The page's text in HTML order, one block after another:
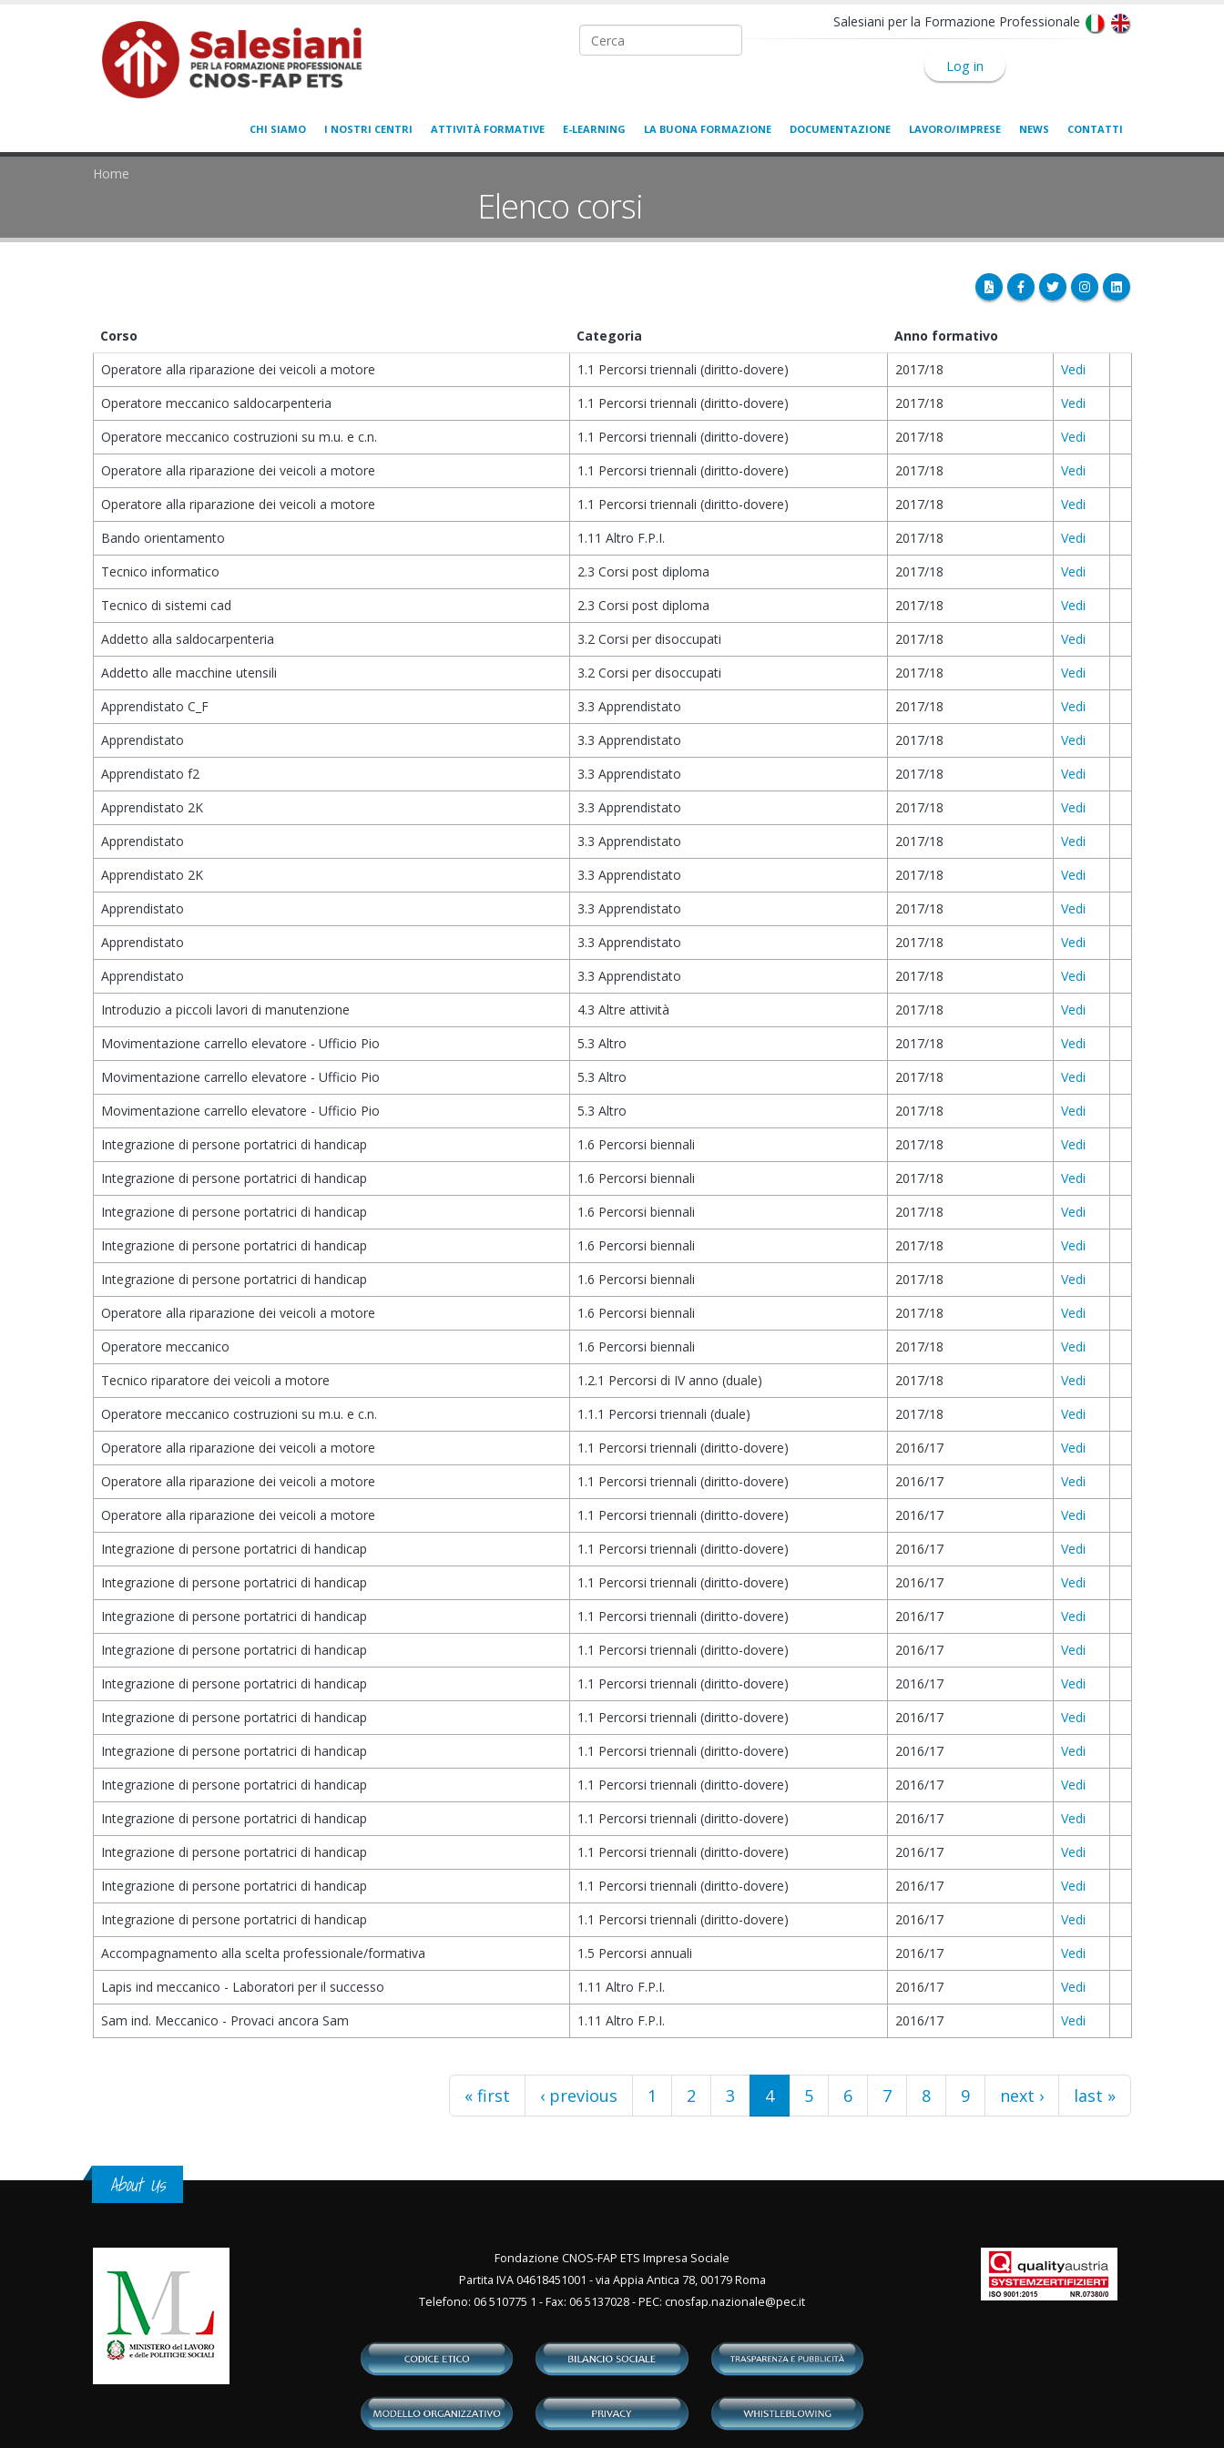
Salesiani per la Formazione Professionale
Log in
Ricerca nel sito
CHI SIAMO I NOSTRI CENTRI ATTIVITÀ FORMATIVE E-LEARNING LA BUONA FORMAZIONE DOCUMENTAZIONE LAVORO/IMPRESE NEWS CONTATTI
Home
Elenco corsi
Corso Categoria
Anno formativo
Operatore alla riparazione dei veicoli a motore
1.1 Percorsi triennali (diritto-dovere) 2017/18
Vedi
Operatore meccanico saldocarpenteria
1.1 Percorsi triennali (diritto-dovere) 2017/18
Vedi
Operatore meccanico costruzioni su m.u. e c.n.
1.1 Percorsi triennali (diritto-dovere) 2017/18
Vedi
Operatore alla riparazione dei veicoli a motore
1.1 Percorsi triennali (diritto-dovere) 2017/18
Vedi
Operatore alla riparazione dei veicoli a motore
1.1 Percorsi triennali (diritto-dovere) 2017/18
Vedi
Bando orientamento
1.11 Altro F.P.I. 2017/18
Vedi
Tecnico informatico
2.3 Corsi post diploma 2017/18
Vedi
Tecnico di sistemi cad
2.3 Corsi post diploma 2017/18
Vedi
Addetto alla saldocarpenteria
3.2 Corsi per disoccupati 2017/18
Vedi
Addetto alle macchine utensili
3.2 Corsi per disoccupati 2017/18
Vedi
Apprendistato C_F
3.3 Apprendistato 2017/18
Vedi
Apprendistato
3.3 Apprendistato 2017/18
Vedi
Apprendistato f2
3.3 Apprendistato 2017/18
Vedi
Apprendistato 2K
3.3 Apprendistato 2017/18
Vedi
Apprendistato
3.3 Apprendistato 2017/18
Vedi
Apprendistato 2K
3.3 Apprendistato 2017/18
Vedi
Apprendistato
3.3 Apprendistato 2017/18
Vedi
Apprendistato
3.3 Apprendistato 2017/18
Vedi
Apprendistato
3.3 Apprendistato 2017/18
Vedi
Introduzio a piccoli lavori di manutenzione
4.3 Altre attività 2017/18
Vedi
Movimentazione carrello elevatore - Ufficio Pio
5.3 Altro 2017/18
Vedi
Movimentazione carrello elevatore - Ufficio Pio
5.3 Altro 2017/18
Vedi
Movimentazione carrello elevatore - Ufficio Pio
5.3 Altro 2017/18
Vedi
Integrazione di persone portatrici di handicap
1.6 Percorsi biennali 2017/18
Vedi
Integrazione di persone portatrici di handicap
1.6 Percorsi biennali 2017/18
Vedi
Integrazione di persone portatrici di handicap
1.6 Percorsi biennali 2017/18
Vedi
Integrazione di persone portatrici di handicap
1.6 Percorsi biennali 2017/18
Vedi
Integrazione di persone portatrici di handicap
1.6 Percorsi biennali 2017/18
Vedi
Operatore alla riparazione dei veicoli a motore
1.6 Percorsi biennali 2017/18
Vedi
Operatore meccanico
1.6 Percorsi biennali 2017/18
Vedi
Tecnico riparatore dei veicoli a motore
1.2.1 Percorsi di IV anno (duale) 2017/18
Vedi
Operatore meccanico costruzioni su m.u. e c.n.
1.1.1 Percorsi triennali (duale) 2017/18
Vedi
Operatore alla riparazione dei veicoli a motore
1.1 Percorsi triennali (diritto-dovere) 2016/17
Vedi
Operatore alla riparazione dei veicoli a motore
1.1 Percorsi triennali (diritto-dovere) 2016/17
Vedi
Operatore alla riparazione dei veicoli a motore
1.1 Percorsi triennali (diritto-dovere) 2016/17
Vedi
Integrazione di persone portatrici di handicap
1.1 Percorsi triennali (diritto-dovere) 2016/17
Vedi
Integrazione di persone portatrici di handicap
1.1 Percorsi triennali (diritto-dovere) 2016/17
Vedi
Integrazione di persone portatrici di handicap
1.1 Percorsi triennali (diritto-dovere) 2016/17
Vedi
Integrazione di persone portatrici di handicap
1.1 Percorsi triennali (diritto-dovere) 2016/17
Vedi
Integrazione di persone portatrici di handicap
1.1 Percorsi triennali (diritto-dovere) 2016/17
Vedi
Integrazione di persone portatrici di handicap
1.1 Percorsi triennali (diritto-dovere) 2016/17
Vedi
Integrazione di persone portatrici di handicap
1.1 Percorsi triennali (diritto-dovere) 2016/17
Vedi
Integrazione di persone portatrici di handicap
1.1 Percorsi triennali (diritto-dovere) 2016/17
Vedi
Integrazione di persone portatrici di handicap
1.1 Percorsi triennali (diritto-dovere) 2016/17
Vedi
Integrazione di persone portatrici di handicap
1.1 Percorsi triennali (diritto-dovere) 2016/17
Vedi
Integrazione di persone portatrici di handicap
1.1 Percorsi triennali (diritto-dovere) 2016/17
Vedi
Integrazione di persone portatrici di handicap
1.1 Percorsi triennali (diritto-dovere) 2016/17
Vedi
Accompagnamento alla scelta professionale/formativa
1.5 Percorsi annuali 2016/17
Vedi
Lapis ind meccanico - Laboratori per il successo
1.11 Altro F.P.I. 2016/17
Vedi
Sam ind. Meccanico - Provaci ancora Sam
1.11 Altro F.P.I. 2016/17 Vedi
« first ‹ previous 1 2 3 4 5 6 7 8 9 next › last »
About Us
Fondazione CNOS-FAP ETS Impresa Sociale
Partita IVA 04618451001 - via Appia Antica 78, 00179 Roma
Telefono: 06 510775 1 - Fax: 06 5137028 - PEC: cnosfap.nazionale@pec.it